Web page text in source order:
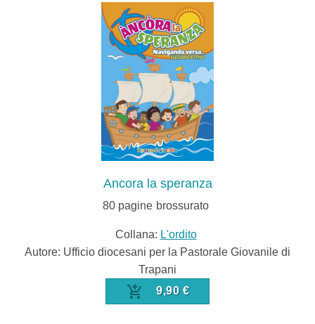
Ancora la speranza
80 pagine brossurato
Collana: L'ordito
Autore: Ufficio diocesani per la Pastorale Giovanile di
Trapani
9,90 €